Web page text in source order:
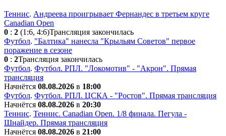
Теннис. Андреева проигрывает Фернандес в третьем круге
Canadian Open
0 : 2 (1:6, 4:6)Трансляция закончилась
Футбол. "Балтика" нанесла "Крыльям Советов" первое
поражение в сезоне
0 : 2Трансляция закончилась
Футбол. Футбол. РПЛ. "Локомотив" - "Акрон". Прямая
трансляция
Начнётся 08.08.2026 в 18:00
Футбол. Футбол. РПЛ. ЦСКА - "Ростов". Прямая трансляция
Начнётся 08.08.2026 в 20:30
Теннис. Теннис. Canadian Open. 1/8 финала. Пегула -
Шнайдер. Прямая трансляция
Начнётся 08.08.2026 в 21:00